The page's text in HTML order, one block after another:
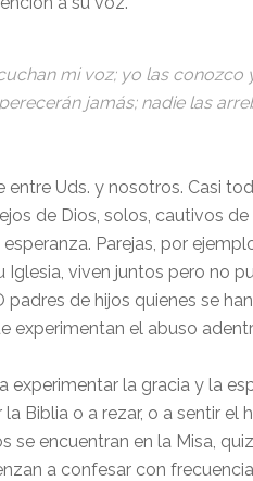
mi voz; yo las conozco
jamás; nadie las
Uds. y nosotros. Casi
de Dios, solos, cautivos de
Parejas, por
Iglesia, viven juntos pero no
de hijos quienes se
experimentan el abuso
experimentar la gracia y la
Biblia o a rezar, o a sentir el
se encuentran en la Misa,
a confesar con